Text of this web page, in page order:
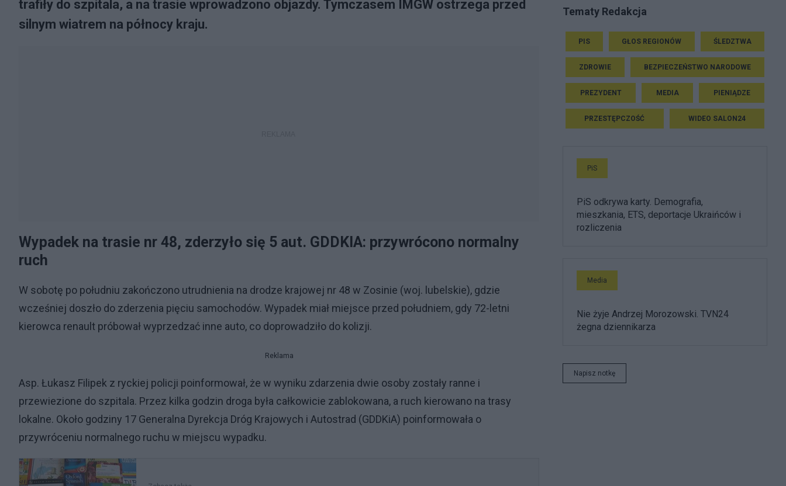
trafiły do szpitala, a na trasie wprowadzono objazdy. Tymczasem IMGW ostrzega przed
silnym wiatrem na północy kraju.
Wypadek na trasie nr 48, zderzyło się 5 aut. GDDKIA: przywrócono normalny
ruch
W sobotę po południu zakończono utrudnienia na drodze krajowej nr 48 w Zosinie (woj. lubelskie), gdzie
wcześniej doszło do zderzenia pięciu samochodów. Wypadek miał miejsce przed południem, gdy 72-letni
kierowca renault próbował wyprzedzać inne auto, co doprowadziło do kolizji.
Reklama
Asp. Łukasz Filipek z ryckiej policji poinformował, że w wyniku zdarzenia dwie osoby zostały ranne i
przewiezione do szpitala. Przez kilka godzin droga była całkowicie zablokowana, a ruch kierowano na trasy
lokalne. Około godziny 17 Generalna Dyrekcja Dróg Krajowych i Autostrad (GDDKiA) poinformowała o
przywróceniu normalnego ruchu w miejscu wypadku.
Tematy Redakcja
PIS GŁOS REGIONÓW ŚLEDZTWA
ZDROWIE BEZPIECZEŃSTWO NARODOWE
PREZYDENT MEDIA PIENIĄDZE
PRZESTĘPCZOŚĆ WIDEO SALON24
PiS
PiS odkrywa karty. Demografia,
mieszkania, ETS, deportacje Ukraińców i
rozliczenia
Media
Nie żyje Andrzej Morozowski. TVN24
żegna dziennikarza
Napisz notkę